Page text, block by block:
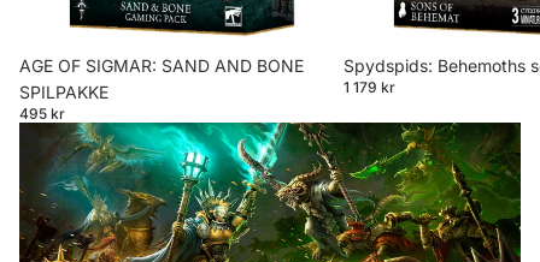
AGE OF SIGMAR: SAND AND BONE
SPILPAKKE
495 kr
Spydspids: Behemoths
1 179 kr